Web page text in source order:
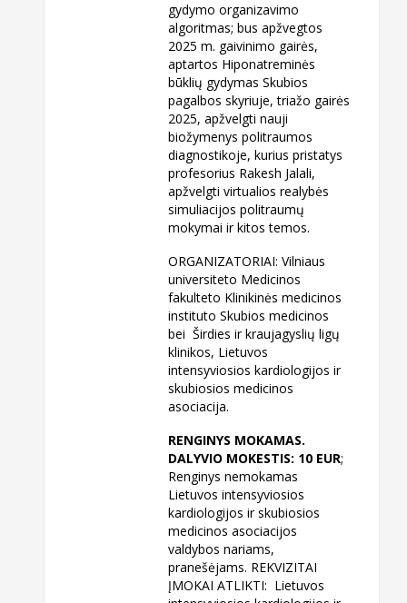
gydymo organizavimo
algoritmas; bus apžvegtos
2025 m. gaivinimo gairės,
aptartos Hiponatreminės
būklių gydymas Skubios
pagalbos skyriuje, triažo gairės
2025, apžvelgti nauji
biožymenys politraumos
diagnostikoje, kurius pristatys
profesorius Rakesh Jalali,
apžvelgti virtualios realybės
simuliacijos politraumų
mokymai ir kitos temos.
ORGANIZATORIAI: Vilniaus
universiteto Medicinos
fakulteto Klinikinės medicinos
instituto Skubios medicinos
bei Širdies ir kraujagyslių ligų
klinikos, Lietuvos
intensyviosios kardiologijos ir
skubiosios medicinos
asociacija.
RENGINYS MOKAMAS.
DALYVIO MOKESTIS: 10 EUR;
Renginys nemokamas
Lietuvos intensyviosios
kardiologijos ir skubiosios
medicinos asociacijos
valdybos nariams,
pranešėjams. REKVIZITAI
ĮMOKAI ATLIKTI: Lietuvos